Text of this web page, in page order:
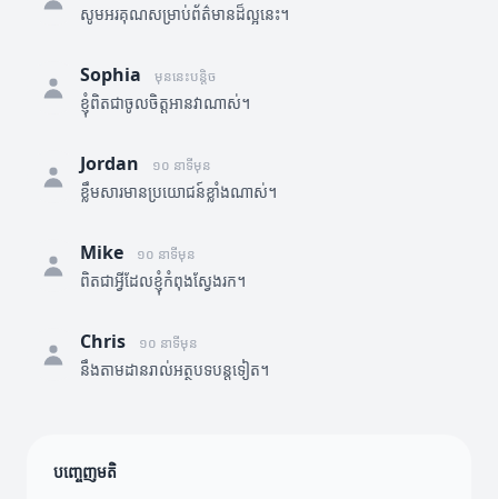
សូមអរគុណសម្រាប់ព័ត៌មានដ៏ល្អនេះ។
Sophia មុននេះបន្តិច
ខ្ញុំពិតជាចូលចិត្តអានវាណាស់។
Jordan ១០ នាទីមុន
ខ្លឹមសារមានប្រយោជន៍ខ្លាំងណាស់។
Mike ១០ នាទីមុន
ពិតជាអ្វីដែលខ្ញុំកំពុងស្វែងរក។
Chris ១០ នាទីមុន
នឹងតាមដានរាល់អត្ថបទបន្តទៀត។
បញ្ចេញមតិ